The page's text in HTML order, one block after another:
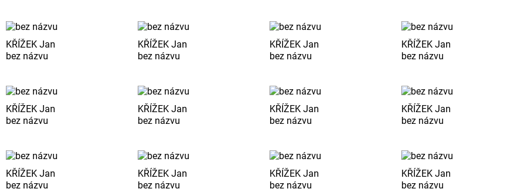
KŘÍŽEK Jan
bez názvu
KŘÍŽEK Jan
bez názvu
KŘÍŽEK Jan
bez názvu
KŘÍŽEK Jan
bez názvu
KŘÍŽEK Jan
bez názvu
KŘÍŽEK Jan
bez názvu
KŘÍŽEK Jan
bez názvu
KŘÍŽEK Jan
bez názvu
KŘÍŽEK Jan
bez názvu
KŘÍŽEK Jan
bez názvu
KŘÍŽEK Jan
bez názvu
KŘÍŽEK Jan
bez názvu